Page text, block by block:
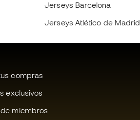
Jerseys Barcelona
Jerseys Atlético de Madrid
compras
exclusivos
miembros